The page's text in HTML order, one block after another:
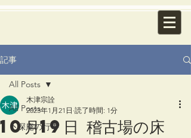
記事
All Posts
卜深庵の行事
All Posts
10月19日 稽古場の床
木津宗詮
2023年1月21日 読了時間: 1分